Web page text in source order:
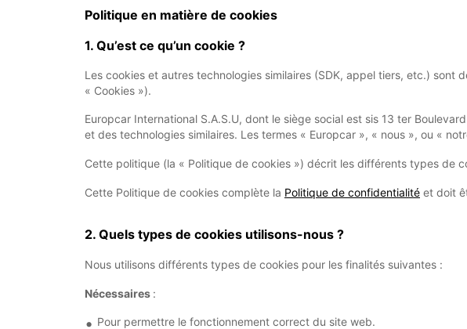
Politique en matière de cookies
1. Qu’est ce qu’un cookie ?
Les cookies et autres technologies similaires (SDK, appel tiers, etc.)
« Cookies »).
Europcar International S.A.S.U, dont le siège social est sis 13 ter
et des technologies similaires. Les termes « Europcar », « nous », ou «
Cette politique (la « Politique de cookies ») décrit les différents types de
Cette Politique de cookies complète la Politique de confidentialité et doit
2. Quels types de cookies utilisons-nous ?
Nous utilisons différents types de cookies pour les finalités suivantes :
Nécessaires :
Pour permettre le fonctionnement correct du site web.